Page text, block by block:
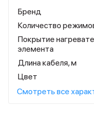
Бренд
Количество
Покрытие
элемента
Длина кабеля, м
Цвет
Смотреть все